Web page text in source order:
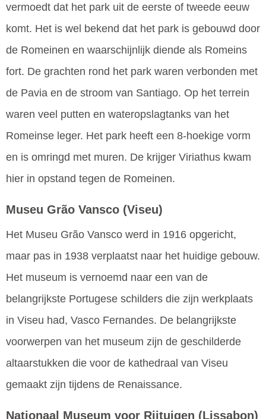
vermoedt dat het park uit de eerste of tweede eeuw
komt. Het is wel bekend dat het park is gebouwd door
de Romeinen en waarschijnlijk diende als Romeins
fort. De grachten rond het park waren verbonden met
de Pavia en de stroom van Santiago. Op het terrein
waren veel putten en wateropslagtanks van het
Romeinse leger. Het park heeft een 8-hoekige vorm
en is omringd met muren. De krijger Viriathus kwam
hier in opstand tegen de Romeinen.
Museu Grão Vansco (Viseu)
Het Museu Grão Vansco werd in 1916 opgericht,
maar pas in 1938 verplaatst naar het huidige gebouw.
Het museum is vernoemd naar een van de
belangrijkste Portugese schilders die zijn werkplaats
in Viseu had, Vasco Fernandes. De belangrijkste
voorwerpen van het museum zijn de geschilderde
altaarstukken die voor de kathedraal van Viseu
gemaakt zijn tijdens de Renaissance.
Nationaal Museum voor Rijtuigen (Lissabon)